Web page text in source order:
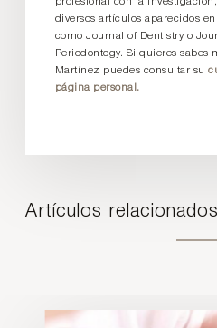
profesional con la
diversos artículos aparecidos
como Journal of Dentistry o
Periodontogy. Si quieres sabes
Martínez puedes consultar su
página personal.
Artículos relacionados